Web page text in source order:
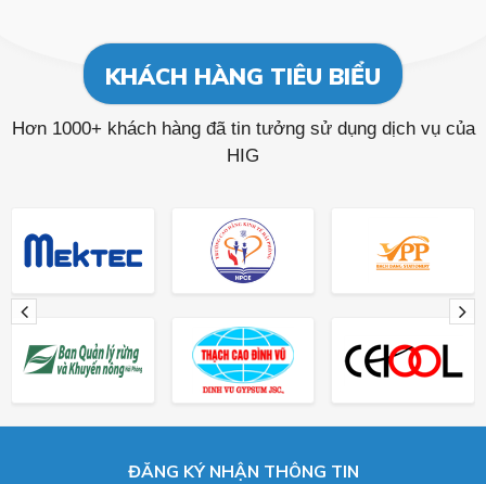
KHÁCH HÀNG TIÊU BIỂU
Hơn 1000+ khách hàng đã tin tưởng sử dụng dịch vụ của
HIG
ĐĂNG KÝ NHẬN THÔNG TIN